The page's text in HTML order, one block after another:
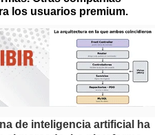
los usuarios premium.
de inteligencia artificial ha